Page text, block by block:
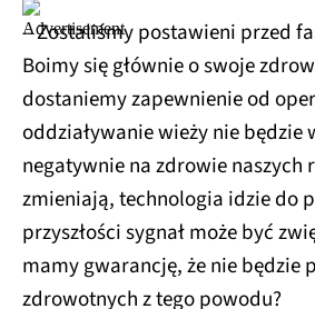
– Zostaliśmy postawieni przed
Boimy się głównie o swoje
dostaniemy zapewnienie od
oddziaływanie wieży nie będzie
negatywnie na zdrowie naszych
zmieniają, technologia idzie do
przyszłości sygnał może być
mamy gwarancję, że nie będzie
zdrowotnych z tego powodu?